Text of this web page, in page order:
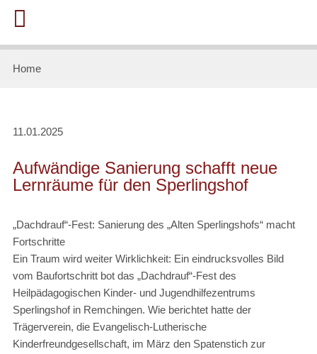
Home
11.01.2025
Aufwändige Sanierung schafft neue
Lernräume für den Sperlingshof
„Dachdrauf“-Fest: Sanierung des „Alten Sperlingshofs“ macht
Fortschritte
Ein Traum wird weiter Wirklichkeit: Ein eindrucksvolles Bild
vom Baufortschritt bot das „Dachdrauf“-Fest des
Heilpädagogischen Kinder- und Jugendhilfezentrums
Sperlingshof in Remchingen. Wie berichtet hatte der
Trägerverein, die Evangelisch-Lutherische
Kinderfreundgesellschaft, im März den Spatenstich zur